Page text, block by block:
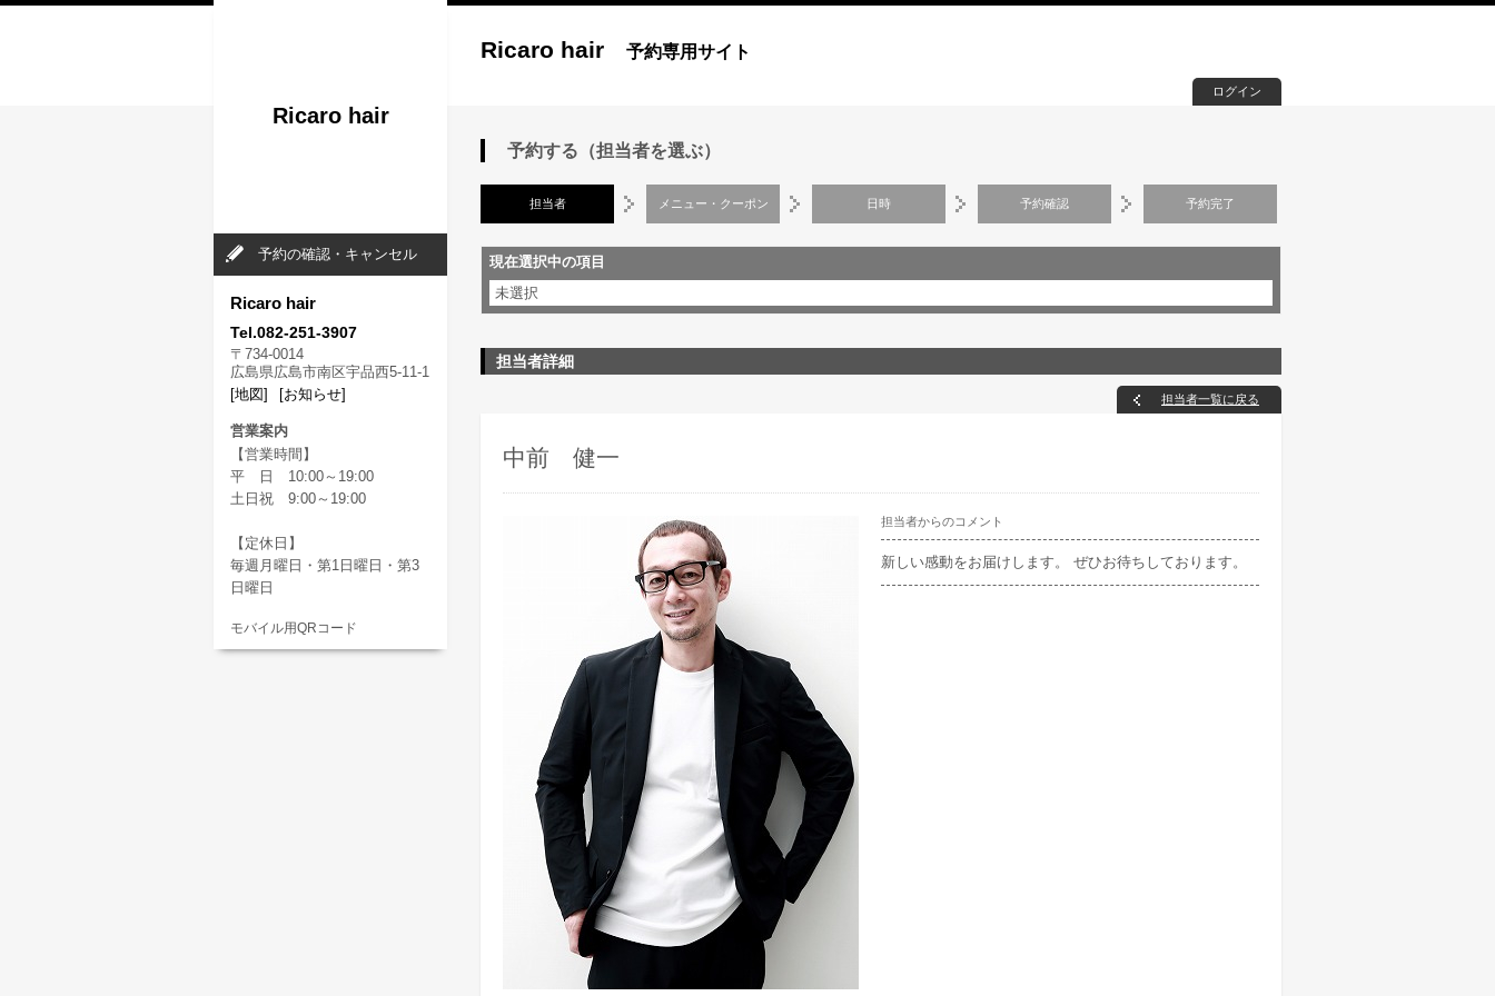
Ricaro hair 予約専用サイト
ログイン
予約する（担当者を選ぶ）
担当者 メニュー・クーポン 日時 予約確認 予約完了
現在選択中の項目
未選択
担当者詳細
担当者一覧に戻る
中前 健一
担当者からのコメント
新しい感動をお届けします。 ぜひお待ちしております。
Ricaro hair
予約の確認・キャンセル
Ricaro hair
Tel.082-251-3907
〒734-0014
広島県広島市南区宇品西5-11-1
[地図]
[お知らせ]
営業案内
【営業時間】
平 日 10:00～19:00
土日祝 9:00～19:00
【定休日】
毎週月曜日・第1日曜日・第3
日曜日
モバイル用QRコード